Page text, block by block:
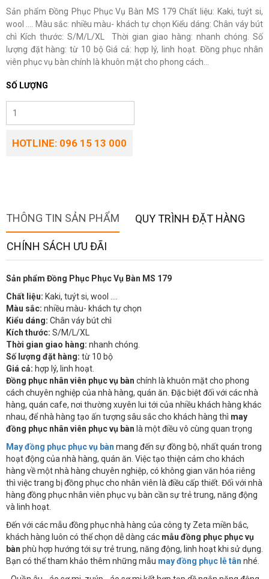
Sản phẩm Đồng Phục Phục Vụ Bàn MS 179 Chất liệu: Kaki, tuýt si,
wool …. Màu sắc: nhiều màu- khách tự chọn Kiểu dáng: Chân váy bút
chì Kích thước: S/M/L/XL Thời gian giao hàng: nhanh chóng. Số
lượng đặt hàng: từ 10 bộ Giá cả: hợp lý, linh hoạt. Đồng phục nhân
viên phục vụ bàn chính là khuôn mặt cho phong cách...
SỐ LƯỢNG
HOTLINE: 096 15 13 000
THÔNG TIN SẢN PHẨM QUY TRÌNH ĐẶT HÀNG
CHÍNH SÁCH ƯU ĐÃI
Sản phẩm Đồng Phục Phục Vụ Bàn MS 179
Chất liệu: Kaki, tuýt si, wool ….
Màu sắc: nhiều màu- khách tự chọn
Kiểu dáng: Chân váy bút chì
Kích thước: S/M/L/XL
Thời gian giao hàng: nhanh chóng.
Số lượng đặt hàng: từ 10 bộ
Giá cả: hợp lý, linh hoạt.
Đồng phục nhân viên phục vụ bàn chính là khuôn mặt cho phong
cách chuyên nghiệp của nhà hàng, quán ăn. Đặc biệt đối với các nhà
hàng, quán cafe, nơi thường xuyên lui tới của nhiều khách hàng khác
nhau, để nhà hàng tạo ấn tượng sâu sắc cho khách hàng thì may
đồng phục nhân viên phục vụ bàn là một điều vô cùng quan trọng
May đồng phục phục vụ bàn mang đến sự đồng bộ, nhất quán trong
hoạt động của nhà hàng, quán ăn. Việc tạo thiện cảm cho khách
hàng về một nhà hàng chuyên nghiệp, có không gian văn hóa riêng
thì việc trang bị đồng phục cho nhân viên là điều cấp thiết. Đối với nhà
hàng đồng phục nhân viên phục vụ bàn cần sự trẻ trung, năng động
và linh hoạt.
Đến với các mẫu đồng phục nhà hàng của công ty Zeta miền bắc,
khách hàng luôn có thể chọn dễ dàng các mẫu đồng phục phục vụ
bàn phù hợp hướng tới sự trẻ trung, năng động, linh hoạt khi sử dụng.
Bạn có thể tham khảo thêm những mẫu may đồng phục lễ tân nhé.